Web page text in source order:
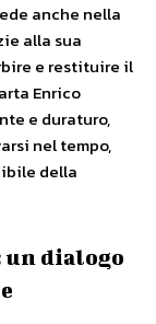
anche nella
alla sua
e restituire il
Enrico
e duraturo,
nel tempo,
della
un dialogo